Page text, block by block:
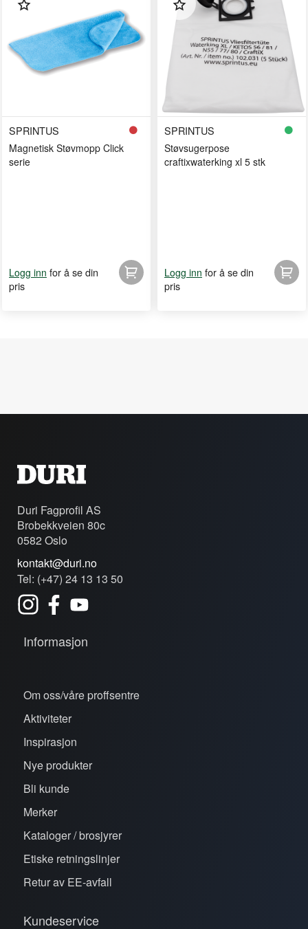
SPRINTUS
Magnetisk Støvmopp Click
serie
Logg inn for å se din
pris
SPRINTUS
Støvsugerpose
craftixwaterking xl 5 stk
Logg inn for å se din
pris
Duri Fagprofil AS
Brobekkveien 80c
0582 Oslo
kontakt@duri.no
Tel: (+47) 24 13 13 50
Informasjon
Om oss/våre proffsentre
Aktiviteter
Inspirasjon
Nye produkter
Bli kunde
Merker
Kataloger / brosjyrer
Etiske retningslinjer
Retur av EE-avfall
Kundeservice